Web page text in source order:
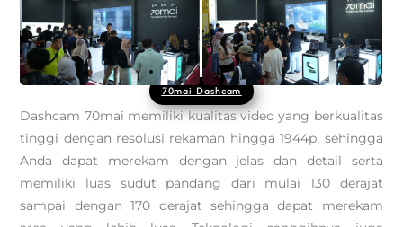
70mai Dashcam
Dashcam 70mai memiliki kualitas video yang berkualitas
tinggi dengan resolusi rekaman hingga 1944p, sehingga
Anda dapat merekam dengan jelas dan detail serta
memiliki luas sudut pandang dari mulai 130 derajat
sampai dengan 170 derajat sehingga dapat merekam